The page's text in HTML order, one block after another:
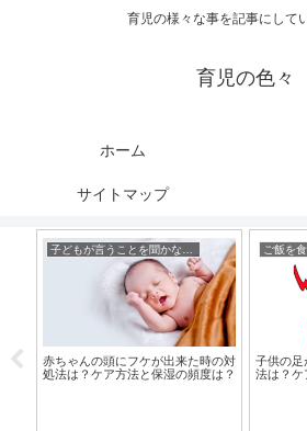
育児の様々な事を記事にして
育児の色々
ホーム
サイトマップ
方
赤ちゃんの頭にフケが出来た時の対
処法は？ケア方法と保湿の頻度は？
ご飯を
子供の足
法は？ケ